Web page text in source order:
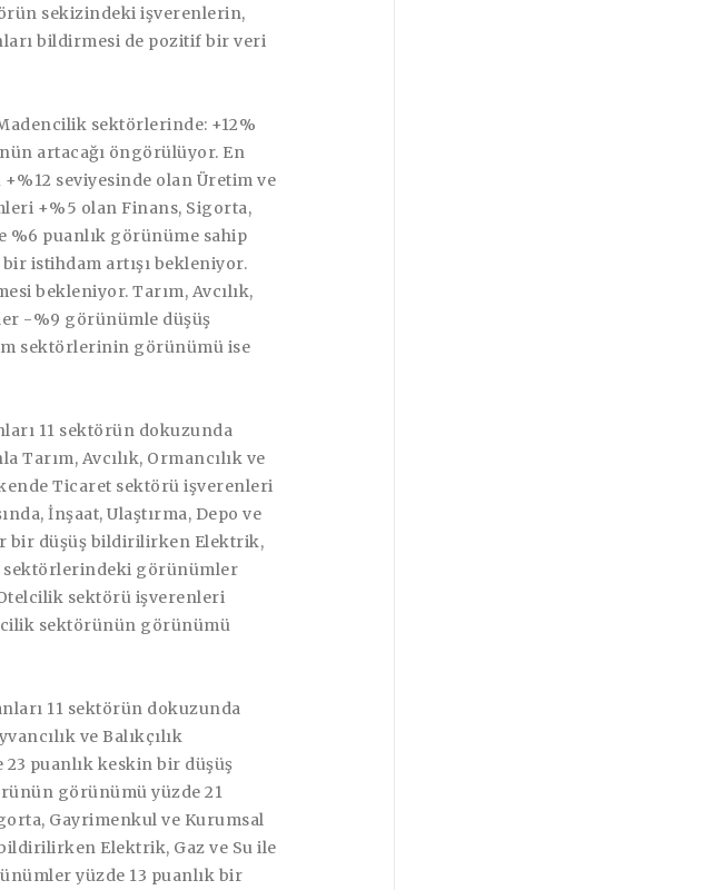
sekizindeki işverenlerin,
bildirmesi de pozitif bir veri
sektörlerinde: +12%
artacağı öngörülüyor. En
seviyesinde olan Üretim ve
+%5 olan Finans, Sigorta,
%6 puanlık görünüme sahip
istihdam artışı bekleniyor.
bekleniyor. Tarım, Avcılık,
-%9 görünümle düşüş
sektörlerinin görünümü ise
11 sektörün dokuzunda
Tarım, Avcılık, Ormancılık ve
Ticaret sektörü işverenleri
İnşaat, Ulaştırma, Depo ve
bir düşüş bildirilirken Elektrik,
sektörlerindeki görünümler
sektörü işverenleri
sektörünün görünümü
11 sektörün dokuzunda
ve Balıkçılık
puanlık keskin bir düşüş
görünümü yüzde 21
Gayrimenkul ve Kurumsal
Elektrik, Gaz ve Su ile
yüzde 13 puanlık bir